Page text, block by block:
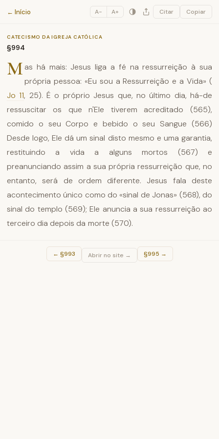
Catecismo da Igreja Católica
← Início A− A+ Citar Copiar
CATECISMO DA IGREJA CATÓLICA
§994
M as há mais: Jesus liga a fé na ressurreição à sua
própria pessoa: «Eu sou a Ressurreição e a Vida» (
Jo 11, 25). É o próprio Jesus que, no último dia, há-de
ressuscitar os que n'Ele tiverem acreditado (565),
comido o seu Corpo e bebido o seu Sangue (566)
Desde logo, Ele dá um sinal disto mesmo e uma garantia,
restituindo a vida a alguns mortos (567) e
preanunciando assim a sua própria ressurreição que, no
entanto, será de ordem diferente. Jesus fala deste
acontecimento único como do «sinal de Jonas» (568), do
sinal do templo (569); Ele anuncia a sua ressurreição ao
terceiro dia depois da morte (570).
← §993 Abrir no site → §995 →